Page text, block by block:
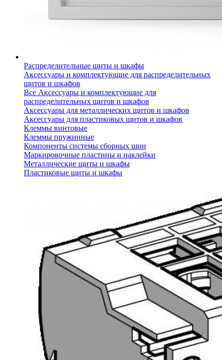
Распределительные щиты и шкафы
Аксессуары и комплектующие для распределительных
щитов и шкафов
Все Аксессуары и комплектующие для
распределительных щитов и шкафов
Аксессуары для металлических щитов и шкафов
Аксессуары для пластиковых щитов и шкафов
Клеммы винтовые
Клеммы пружинные
Компоненты системы сборных шин
Маркировочные пластины и наклейки
Металлические щиты и шкафы
Пластиковые щиты и шкафы